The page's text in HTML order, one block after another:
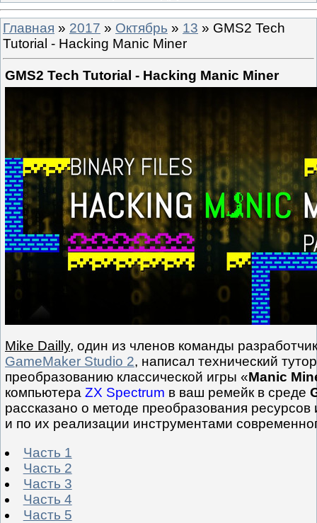
Главная » 2017 » Октябрь » 13 » GMS2 Tech
Tutorial - Hacking Manic Miner
GMS2 Tech Tutorial - Hacking Manic Miner
Mike Dailly, один из членов команды
GameMaker Studio 2, написал технический
преобразованию классической игры «Manic
компьютера ZX Spectrum в ваш ремейк в среде
рассказано о методе преобразования
и по их реализации инструментами
Часть 1
Часть 2
Часть 3
Часть 4
Часть 5